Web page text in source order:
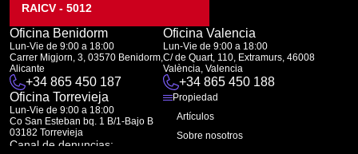
RAICV - 5012
Oficina Benidorm
Lun-Vie de 9:00 a 18:00
Carrer Migjorn, 3, 03570 Benidorm,
Alicante
+34 865 450 187
Oficina Valencia
Lun-Vie de 9:00 a 18:00
C/ de Quart, 110, Extramurs, 46008
València, Valencia
+34 865 450 188
Oficina Torrevieja
Lun-Vie de 9:00 a 18:00
Co San Esteban bq. 1 B/1-Bajo B
03182 Torrevieja
Canal de denuncias:
Propiedad
Artículos
Sobre nosotros